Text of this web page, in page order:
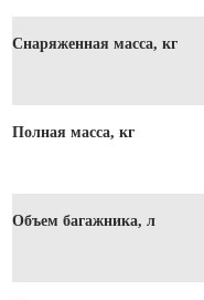
Снаряженная масса, кг
Полная масса, кг
Объем багажника, л